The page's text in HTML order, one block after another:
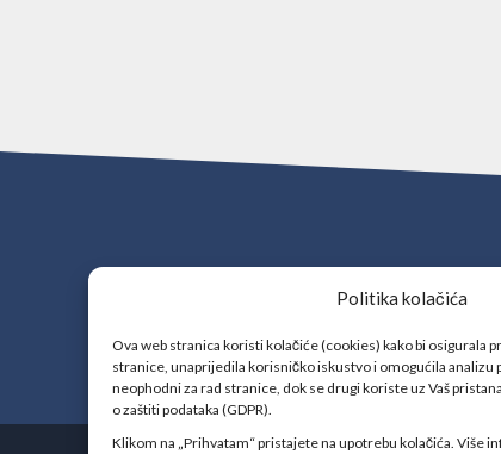
Politika kolačića
Ova web stranica koristi kolačiće (cookies) kako bi osigurala
stranice, unaprijedila korisničko iskustvo i omogućila analizu
neophodni za rad stranice, dok se drugi koriste uz Vaš
o zaštiti podataka (GDPR).
Klikom na „Prihvatam“ pristajete na upotrebu kolačića. Više